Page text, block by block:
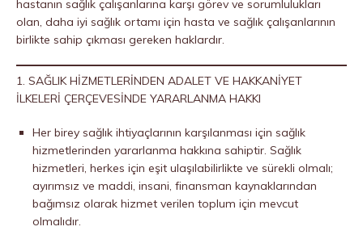
hastanın sağlık çalışanlarına karşı görev ve sorumlulukları
olan, daha iyi sağlık ortamı için hasta ve sağlık çalışanlarının
birlikte sahip çıkması gereken haklardır.
1. SAĞLIK HİZMETLERİNDEN ADALET VE HAKKANİYET
İLKELERİ ÇERÇEVESİNDE YARARLANMA HAKKI
Her birey sağlık ihtiyaçlarının karşılanması için sağlık
hizmetlerinden yararlanma hakkına sahiptir. Sağlık
hizmetleri, herkes için eşit ulaşılabilirlikte ve sürekli olmalı;
ayırımsız ve maddi, insani, finansman kaynaklarından
bağımsız olarak hizmet verilen toplum için mevcut
olmalıdır.